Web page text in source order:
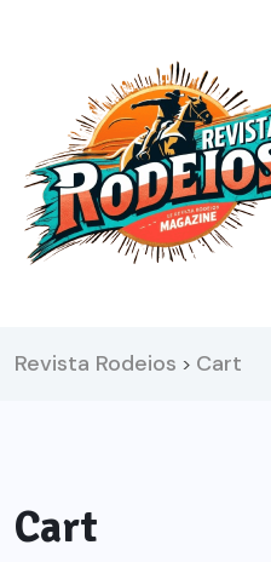
Revista Rodeios > Cart
Cart